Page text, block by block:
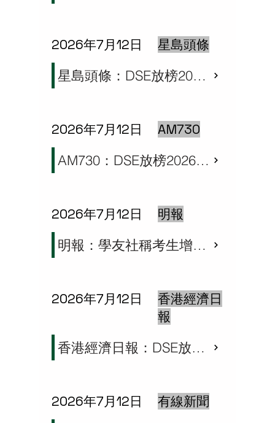
2026年7月12日 星島頭條
星島頭條：DSE放榜2026｜冇offer點算好？專家列3大處境及應對 選科需掌握2大元素
2026年7月12日 AM730
AM730：DSE放榜2026｜學友社料5科22分才穩入八大am730
2026年7月12日 明報
明報：學友社稱考生增競爭加劇 倡保守揀科
2026年7月12日
香港經濟日
報
香港經濟日報：DSE放榜2026｜學友社料最佳5科22分始「穩入」八大 學生籲家長放榜時「唔好講咁多嘢」 吳寶城建議關心之餘要留空間
2026年7月12日 有線新聞